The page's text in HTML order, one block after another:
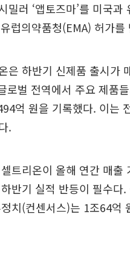
밀러 ‘앱토즈마’를 미국
럽의약품청(EMA) 허가
은 하반기 신제품 출시가
로벌 전역에서 주요 제품
억 원을 기록했다. 이는
.
트리온이 올해 연간 매출
반기 실적 반등이 필수다
치(컨센서스)는 1조64억